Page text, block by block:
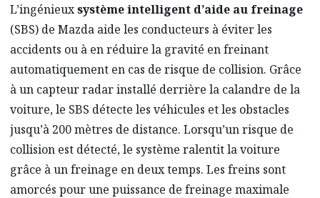
L’ingénieuxsystème intelligent d’aide au freinage
(SBS) de Mazda aide les conducteurs à éviter les
accidents ou à en réduire la gravité en freinant
automatiquement en cas de risque de collision. Grâce
à un capteur radar installé derrière la calandre de la
voiture, le SBS détecte les véhicules et les obstacles
jusqu’à 200 mètres de distance. Lorsqu’un risque de
collision est détecté, le système ralentit la voiture
grâce à un freinage en deux temps. Les freins sont
amorcés pour une puissance de freinage maximale